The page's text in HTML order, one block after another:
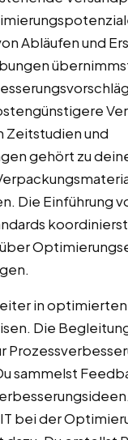
Abläufen und
Zeitstudien und
gehört zu
Die Einführung
in optimierten
Die
sammelst
bei der